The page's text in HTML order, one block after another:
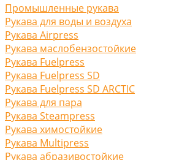
Промышленные рукава
Рукава для воды и воздуха
Рукава Airpress
Рукава маслобензостойкие
Рукава Fuelpress
Рукава Fuelpress SD
Рукава Fuelpress SD ARCTIC
Рукава для пара
Рукава Steampress
Рукава химостойкие
Рукава Multipress
Рукава абразивостойкие